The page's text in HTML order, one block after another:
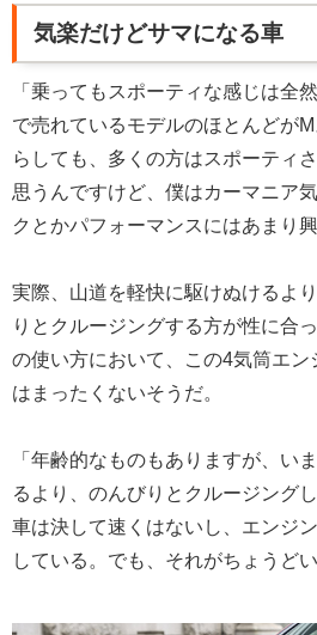
気楽だけどサマになる車
「乗ってもスポーティな感じは全
で売れているモデルのほとんどが
らしても、多くの方はスポーティ
思うんですけど、僕はカーマニア
クとかパフォーマンスにはあまり
実際、山道を軽快に駆けぬけるよ
りとクルージングする方が性に合
の使い方において、この4気筒エン
はまったくないそうだ。
「年齢的なものもありますが、い
るより、のんびりとクルージング
車は決して速くはないし、エンジ
している。でも、それがちょうどい